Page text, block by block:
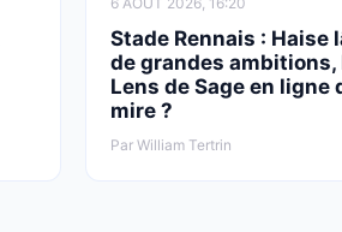
Stade Rennais : Haise
de grandes ambitions,
Lens de Sage en ligne
mire ?
Par William Tertrin